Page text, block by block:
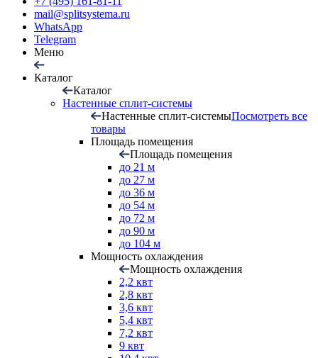
mail@splitsystema.ru
WhatsApp
Telegram
Меню
Каталог
Каталог
Настенные сплит-системы
Настенные сплит-системыПосмотреть все
товары
Площадь помещения
Площадь помещения
до 21 м
до 27 м
до 36 м
до 54 м
до 72 м
до 90 м
до 104 м
Мощность охлаждения
Мощность охлаждения
2,2 квт
2,8 квт
3,6 квт
5,4 квт
7,2 квт
9 квт